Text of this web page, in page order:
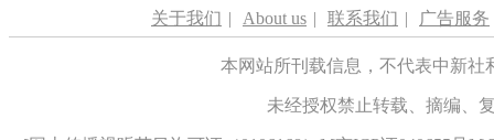
关于我们 | About us | 联系我们 | 广告服务
本网站所刊载信息，不代表中新
未经授权禁止转载、摘编、